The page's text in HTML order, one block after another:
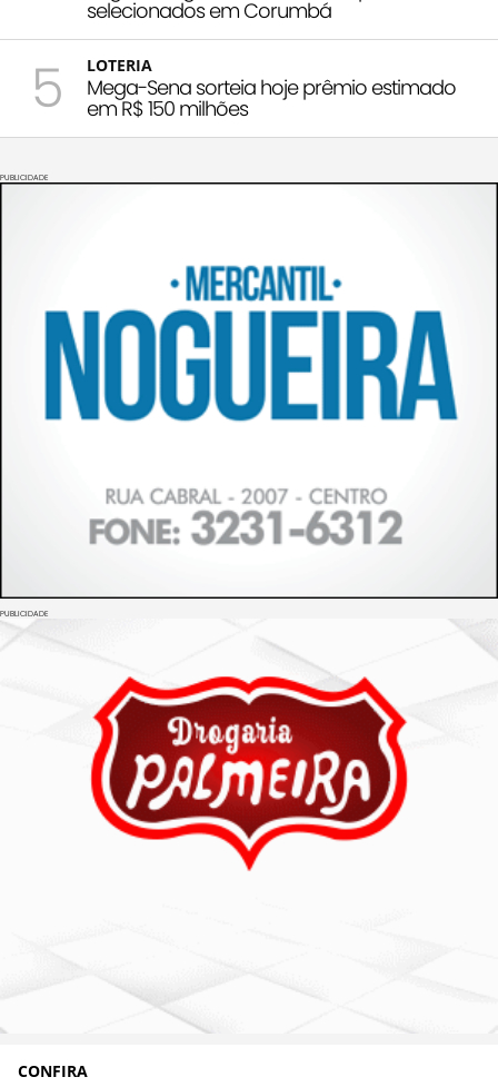
selecionados em Corumbá
5 LOTERIA
Mega-Sena sorteia hoje prêmio estimado
em R$ 150 milhões
PUBLICIDADE
PUBLICIDADE
CONFIRA